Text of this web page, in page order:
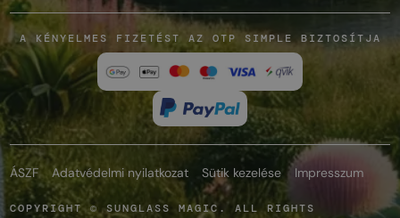
A KÉNYELMES FIZETÉST AZ OTP SIMPLE BIZTOSÍTJA
ÁSZF Adatvédelmi nyilatkozat Sütik kezelése Impresszum
COPYRIGHT © SUNGLASS MAGIC. ALL RIGHTS